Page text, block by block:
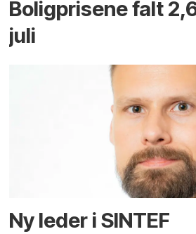
Boligprisene falt
juli
Ny leder i SINTEF